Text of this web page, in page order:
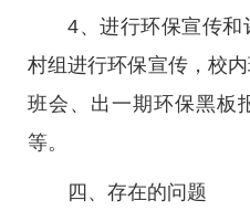
4、进行环保宣传和
村组进行环保宣传，校
班会、出一期环保黑板
等。
四、存在的问题